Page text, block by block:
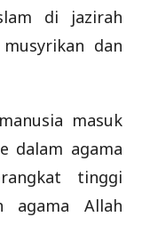
di jazirah
dan
masuk
dalam agama
tinggi
agama Allah